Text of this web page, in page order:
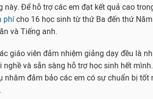
này. Để hỗ trợ các em đạt kết quả cao
phícho 16 học sinh từ thứ Ba đến thứ
và Tiếng anh.
giáo viên đảm nhiệm giảng dạy đều là
nghề và sẵn sàng hỗ trợ học sinh hết
nhằm đảm bảo các em có sự chuẩn bị tốt